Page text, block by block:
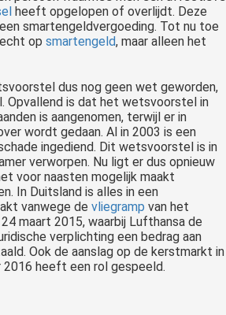
heeft opgelopen of overlijdt. Deze
smartengeldvergoeding. Tot nu toe
op smartengeld, maar alleen het
dus nog geen wet geworden,
Opvallend is dat het wetsvoorstel in
is aangenomen, terwijl er in
wordt gedaan. Al in 2003 is een
ingediend. Dit wetsvoorstel is in
verworpen. Nu ligt er dus opnieuw
voor naasten mogelijk maakt
In Duitsland is alles in een
vanwege de vliegramp van het
maart 2015, waarbij Lufthansa de
verplichting een bedrag aan
Ook de aanslag op de kerstmarkt in
2016 heeft een rol gespeeld.